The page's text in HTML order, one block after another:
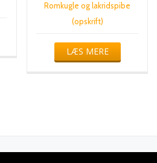
Romkugle og lakridspibe
(opskrift)
LÆS MERE